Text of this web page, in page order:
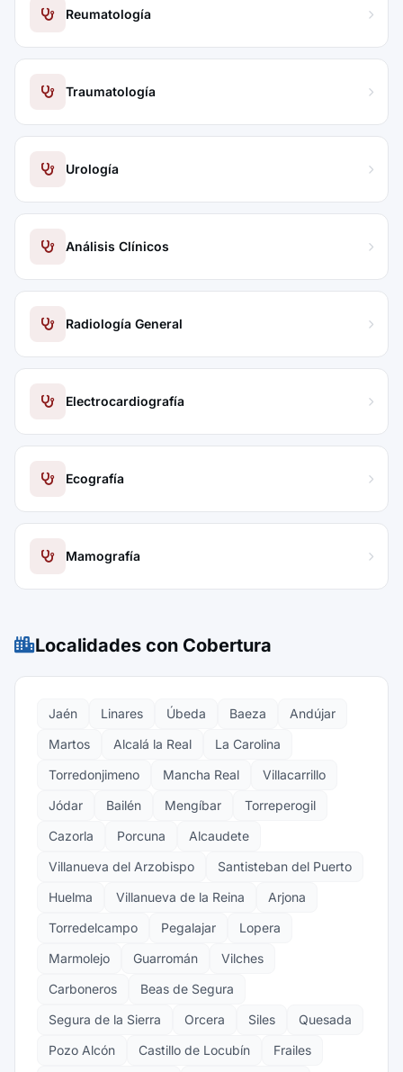
Reumatología
Traumatología
Urología
Análisis Clínicos
Radiología General
Electrocardiografía
Ecografía
Mamografía
Localidades con Cobertura
Jaén Linares Úbeda Baeza
Andújar
Martos
Alcalá la Real
La Carolina
Torredonjimeno
Mancha Real
Villacarrillo
Jódar
Bailén Mengíbar
Torreperogil
Cazorla
Porcuna
Alcaudete
Villanueva del Arzobispo
Santisteban del Puerto
Huelma
Villanueva de la Reina
Arjona
Torredelcampo
Pegalajar
Lopera
Marmolejo
Guarromán
Vilches
Carboneros
Beas de Segura
Segura de la Sierra
Orcera Siles
Quesada
Pozo Alcón
Castillo de Locubín
Frailes